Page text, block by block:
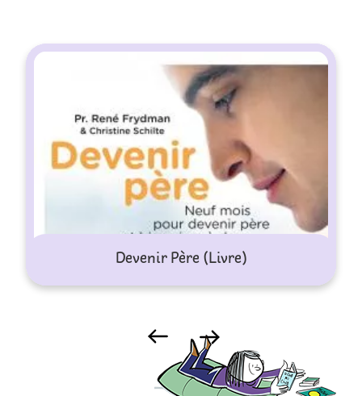
Devenir Père (Livre)